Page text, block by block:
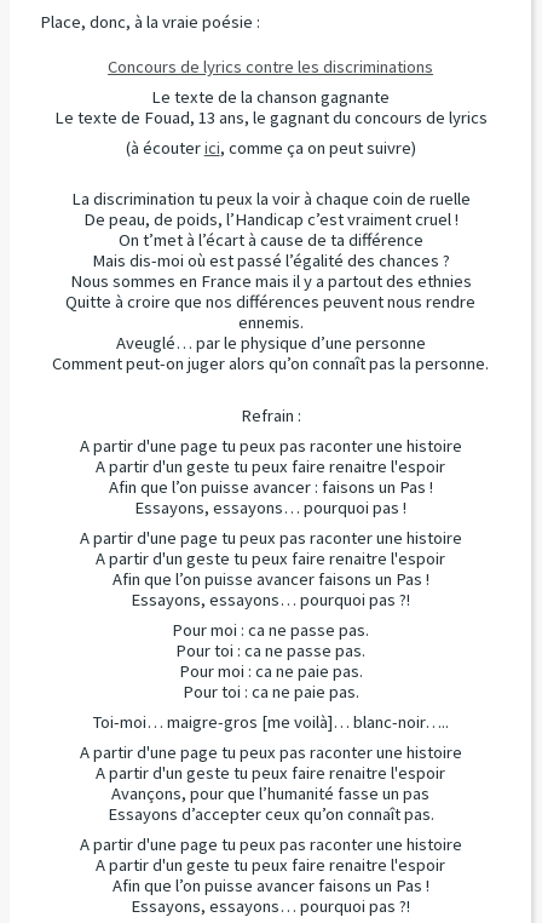
Place, donc, à la vraie poésie :
Concours de lyrics contre les discriminations
Le texte de la chanson gagnante
Le texte de Fouad, 13 ans, le gagnant du concours de lyrics
(à écouterici, comme ça on peut suivre)
La discrimination tu peux la voir à chaque coin de ruelle
De peau, de poids, l’Handicap c’est vraiment cruel !
On t’met à l’écart à cause de ta différence
Mais dis-moi où est passé l’égalité des chances ?
Nous sommes en France mais il y a partout des ethnies
Quitte à croire que nos différences peuvent nous rendre
ennemis.
Aveuglé… par le physique d’une personne
Comment peut-on juger alors qu’on connaît pas la personne.
Refrain :
A partir d'une page tu peux pas raconter une histoire
A partir d'un geste tu peux faire renaitre l'espoir
Afin que l’on puisse avancer : faisons un Pas !
Essayons, essayons… pourquoi pas !
A partir d'une page tu peux pas raconter une histoire
A partir d'un geste tu peux faire renaitre l'espoir
Afin que l’on puisse avancer faisons un Pas !
Essayons, essayons… pourquoi pas ?!
Pour moi : ca ne passe pas.
Pour toi : ca ne passe pas.
Pour moi : ca ne paie pas.
Pour toi : ca ne paie pas.
Toi-moi… maigre-gros [me voilà]… blanc-noir…..
A partir d'une page tu peux pas raconter une histoire
A partir d'un geste tu peux faire renaitre l'espoir
Avançons, pour que l’humanité fasse un pas
Essayons d’accepter ceux qu’on connaît pas.
A partir d'une page tu peux pas raconter une histoire
A partir d'un geste tu peux faire renaitre l'espoir
Afin que l’on puisse avancer faisons un Pas !
Essayons, essayons… pourquoi pas ?!